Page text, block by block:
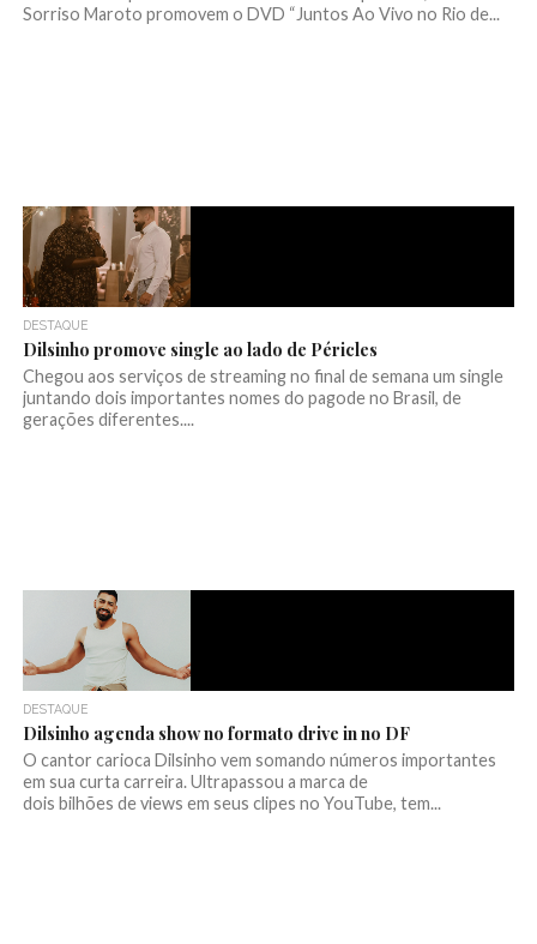
Sorriso Maroto promovem o DVD “Juntos Ao Vivo no Rio de...
DESTAQUE
Dilsinho promove single ao lado de Péricles
Chegou aos serviços de streaming no final de semana um single
juntando dois importantes nomes do pagode no Brasil, de
gerações diferentes....
DESTAQUE
Dilsinho agenda show no formato drive in no DF
O cantor carioca Dilsinho vem somando números importantes
em sua curta carreira. Ultrapassou a marca de
dois bilhões de views em seus clipes no YouTube, tem...